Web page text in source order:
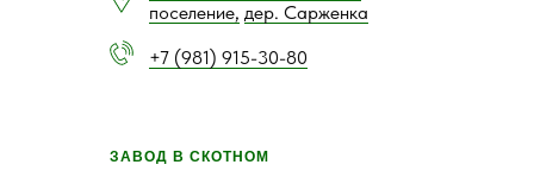
поселение, дер. Сарженка
+7 (981) 915-30-80
ЗАВОД В СКОТНОМ